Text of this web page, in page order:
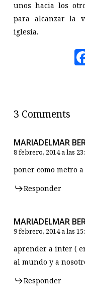
unos hacia los
para alcanzar la
iglesia.
3 Comments
MARIADELMAR
8 febrero, 2014 a las
poner como metro
Responder
MARIADELMAR
9 febrero, 2014 a las
aprender a inter (
al mundo y a
Responder